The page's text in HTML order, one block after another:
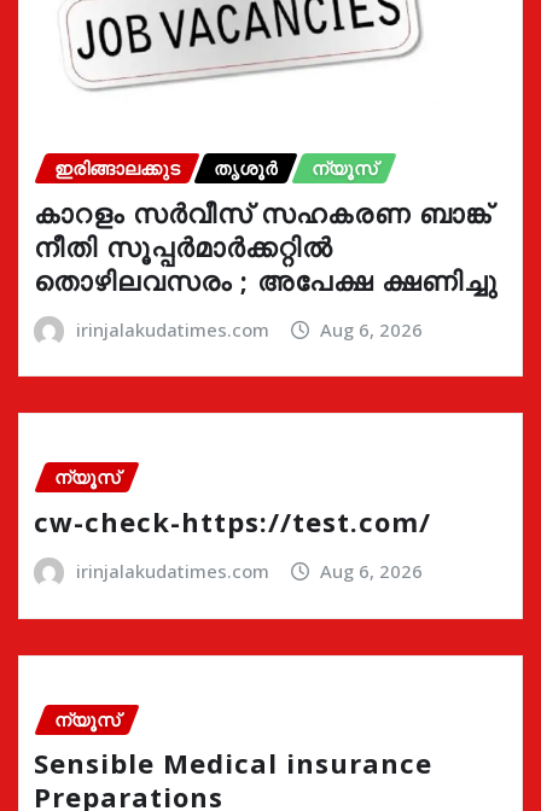
ഇരിങ്ങാലക്കുട തൃശൂർ ന്യൂസ്
കാറളം സർവീസ് സഹകരണ ബാങ്ക്
നീതി സൂപ്പർമാർക്കറ്റിൽ
തൊഴിലവസരം ; അപേക്ഷ ക്ഷണിച്ചു
irinjalakudatimes.com Aug 6, 2026
ന്യൂസ്
cw-check-https://test.com/
irinjalakudatimes.com Aug 6, 2026
ന്യൂസ്
Sensible Medical insurance
Preparations